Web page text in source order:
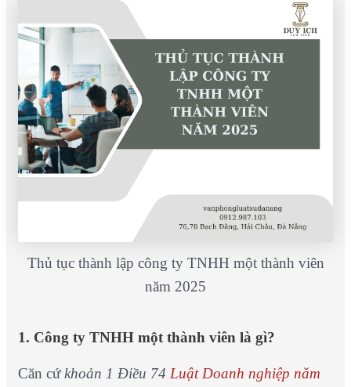
Thủ tục thành lập công ty TNHH một thành viên
năm 2025
1. Công ty TNHH một thành viên là gì?
Căn cứkhoản 1 Điều 74 Luật Doanh nghiệp năm